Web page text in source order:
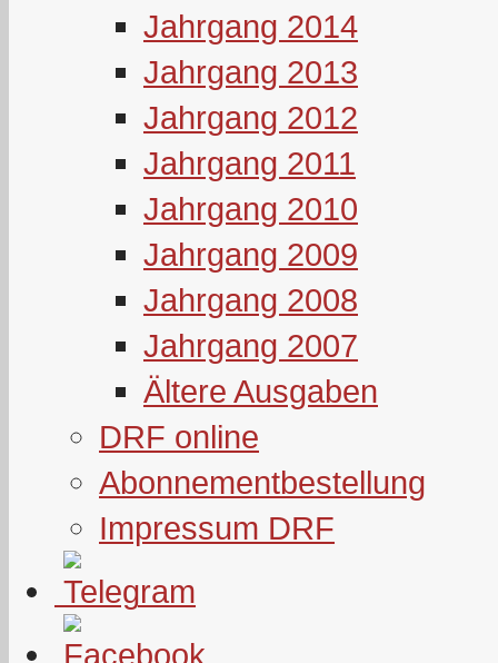
Jahrgang 2014
Jahrgang 2013
Jahrgang 2012
Jahrgang 2011
Jahrgang 2010
Jahrgang 2009
Jahrgang 2008
Jahrgang 2007
Ältere Ausgaben
DRF online
Abonnementbestellung
Impressum DRF